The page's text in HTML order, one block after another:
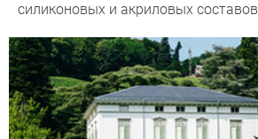
силиконовых и акриловых составов